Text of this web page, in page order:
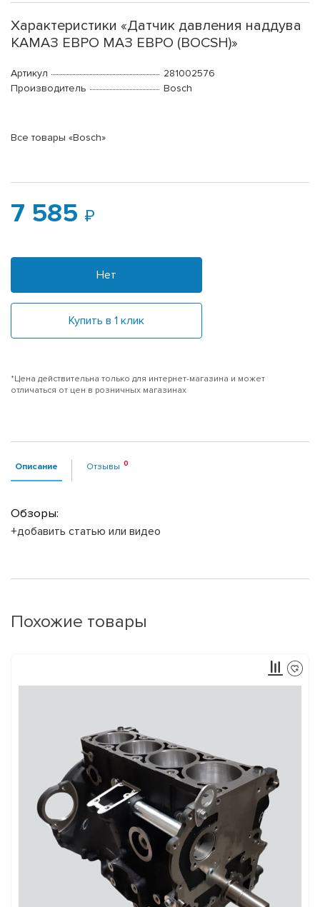
Характеристики «Датчик давления наддува
КАМАЗ ЕВРО МАЗ ЕВРО (BOCSH)»
Артикул
281002576
Производитель
Bosch
Все товары «Bosch»
7 585
Нет
Купить в 1 клик
*Цена действительна только для интернет-магазина и может
отличаться от цен в розничных магазинах
Описание Отзывы
Обзоры:
+добавить статью или видео
Похожие товары